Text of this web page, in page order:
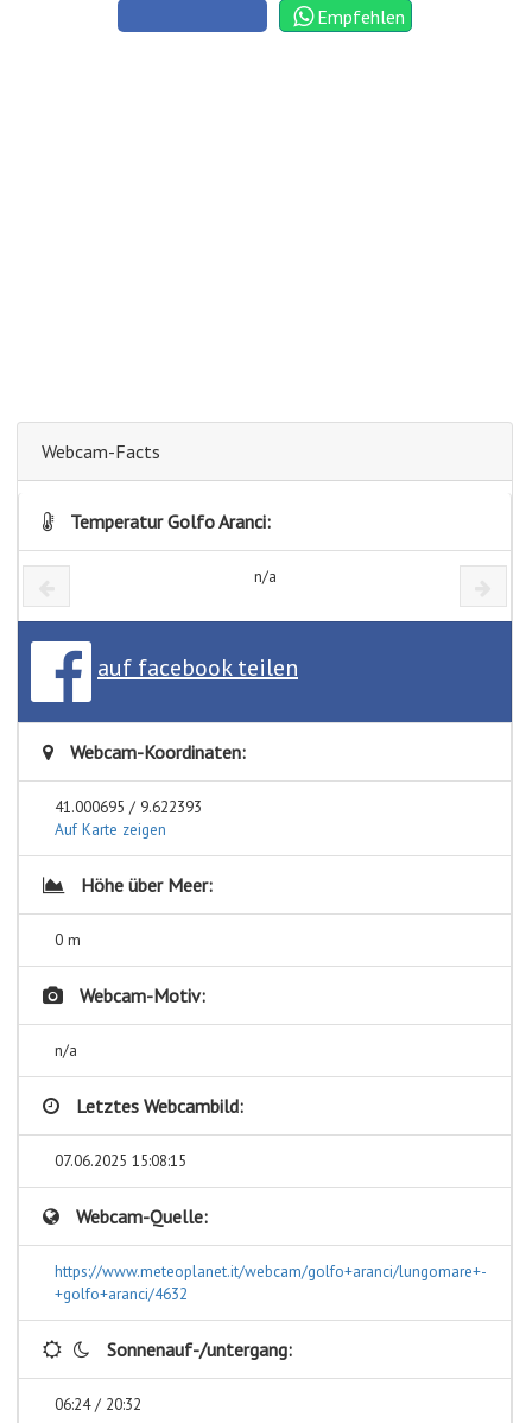
Empfehlen
Webcam-Facts
Temperatur Golfo Aranci:
n/a
auf facebook teilen
Webcam-Koordinaten:
41.000695 / 9.622393
Auf Karte zeigen
Höhe über Meer:
0 m
Webcam-Motiv:
n/a
Letztes Webcambild:
07.06.2025 15:08:15
Webcam-Quelle:
https://www.meteoplanet.it/webcam/golfo+aranci/lungomare+-
+golfo+aranci/4632
Sonnenauf-/untergang:
06:24 / 20:32